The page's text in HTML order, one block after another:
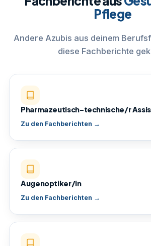
Pflege
Andere Azubis aus deinem
diese Fachberichte
Pharmazeutisch-technische/r
Zu den Fachberichten →
Augenoptiker/in
Zu den Fachberichten →